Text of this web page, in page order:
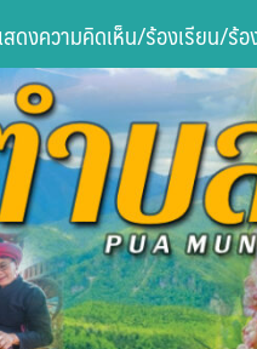
ดงความคิดเห็น/ร้องเรียน/ร้